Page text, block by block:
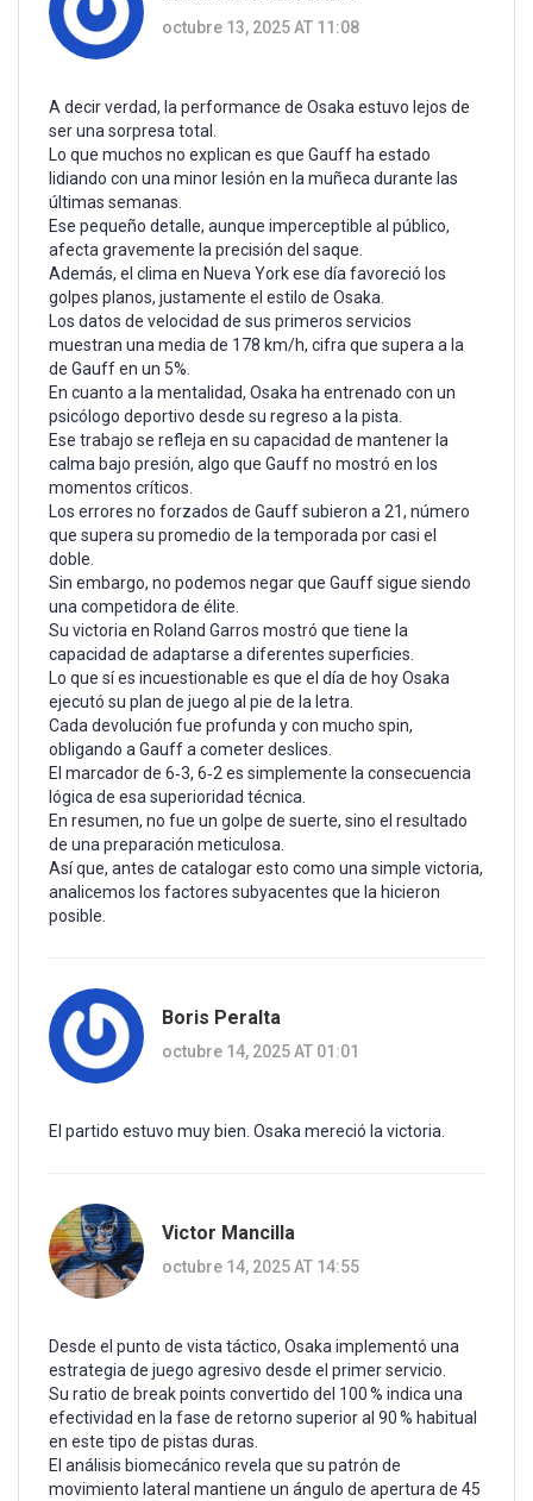
octubre 13, 2025 AT 11:08
A decir verdad, la performance de Osaka estuvo lejos de
ser una sorpresa total.
Lo que muchos no explican es que Gauff ha estado
lidiando con una minor lesión en la muñeca durante las
últimas semanas.
Ese pequeño detalle, aunque imperceptible al público,
afecta gravemente la precisión del saque.
Además, el clima en Nueva York ese día favoreció los
golpes planos, justamente el estilo de Osaka.
Los datos de velocidad de sus primeros servicios
muestran una media de 178 km/h, cifra que supera a la
de Gauff en un 5%.
En cuanto a la mentalidad, Osaka ha entrenado con un
psicólogo deportivo desde su regreso a la pista.
Ese trabajo se refleja en su capacidad de mantener la
calma bajo presión, algo que Gauff no mostró en los
momentos críticos.
Los errores no forzados de Gauff subieron a 21, número
que supera su promedio de la temporada por casi el
doble.
Sin embargo, no podemos negar que Gauff sigue siendo
una competidora de élite.
Su victoria en Roland Garros mostró que tiene la
capacidad de adaptarse a diferentes superficies.
Lo que sí es incuestionable es que el día de hoy Osaka
ejecutó su plan de juego al pie de la letra.
Cada devolución fue profunda y con mucho spin,
obligando a Gauff a cometer deslices.
El marcador de 6‑3, 6‑2 es simplemente la consecuencia
lógica de esa superioridad técnica.
En resumen, no fue un golpe de suerte, sino el resultado
de una preparación meticulosa.
Así que, antes de catalogar esto como una simple victoria,
analicemos los factores subyacentes que la hicieron
posible.
Boris Peralta
octubre 14, 2025 AT 01:01
El partido estuvo muy bien. Osaka mereció la victoria.
Victor Mancilla
octubre 14, 2025 AT 14:55
Desde el punto de vista táctico, Osaka implementó una
estrategia de juego agresivo desde el primer servicio.
Su ratio de break points convertido del 100 % indica una
efectividad en la fase de retorno superior al 90 % habitual
en este tipo de pistas duras.
El análisis biomecánico revela que su patrón de
movimiento lateral mantiene un ángulo de apertura de 45